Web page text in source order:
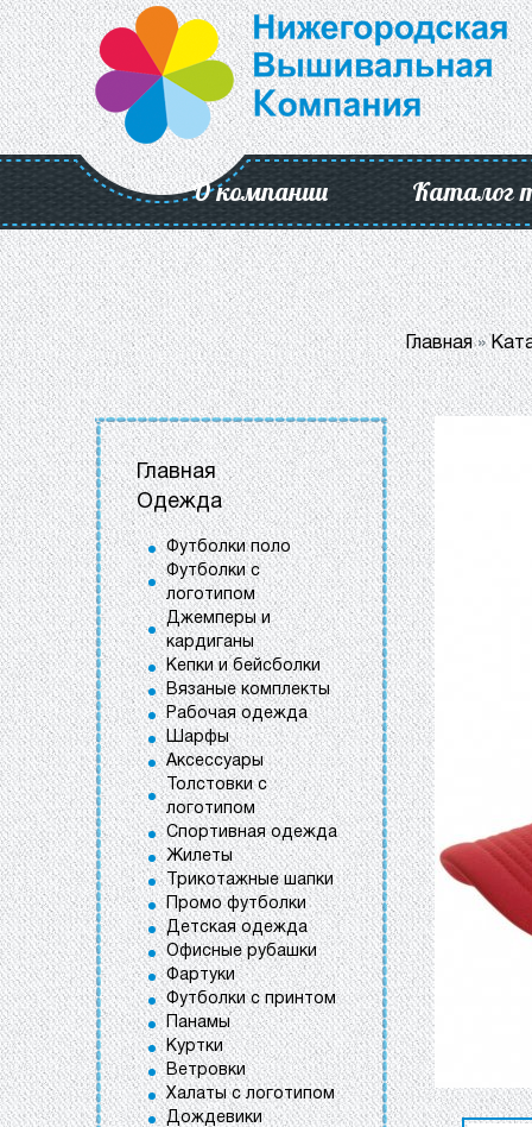
О компании Каталог
Главная»
Главная
Одежда
Футболки поло
Футболки с
логотипом
Джемперы и
кардиганы
Кепки и бейсболки
Вязаные комплекты
Рабочая одежда
Шарфы
Аксессуары
Толстовки с
логотипом
Спортивная одежда
Жилеты
Трикотажные шапки
Промо футболки
Детская одежда
Офисные рубашки
Фартуки
Футболки с принтом
Панамы
Куртки
Ветровки
Халаты с логотипом
Дождевики